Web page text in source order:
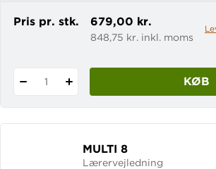
e-bog
Pris pr. stk. 679,00 kr.
848,75 kr. inkl. moms
1 KØB
MULTI 8
Lærervejledning